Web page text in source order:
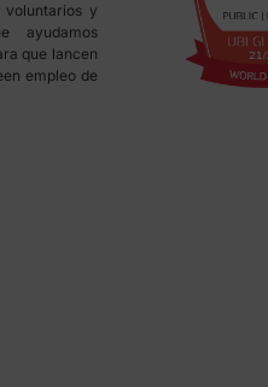
voluntarios y
ayudamos
que lancen
empleo de